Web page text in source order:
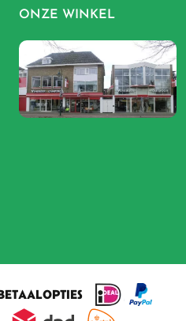
ONZE WINKEL